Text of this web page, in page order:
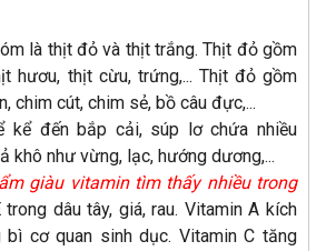
là thịt đỏ và thịt trắng. Thịt đỏ gồm
hươu, thịt cừu, trứng,... Thịt đỏ gồm
chim cút, chim sẻ, bồ câu đực,...
kể đến bắp cải, súp lơ chứa nhiều
khô như vừng, lạc, hướng dương,...
giàu vitamin tìm thấy nhiều trong
dâu tây, giá, rau. Vitamin A kích
bì cơ quan sinh dục. Vitamin C tăng